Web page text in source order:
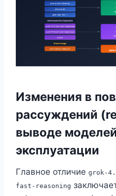
Изменения в
рассуждений
выводе
эксплуатации
Главное отличие grok-
fast-reasoning